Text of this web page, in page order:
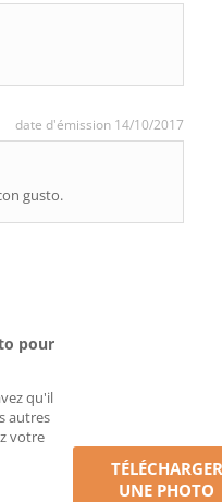
date d'émission 14/10/2017
gusto.
pour
qu'il
autres
votre
TÉLÉCHARGER
UNE PHOTO